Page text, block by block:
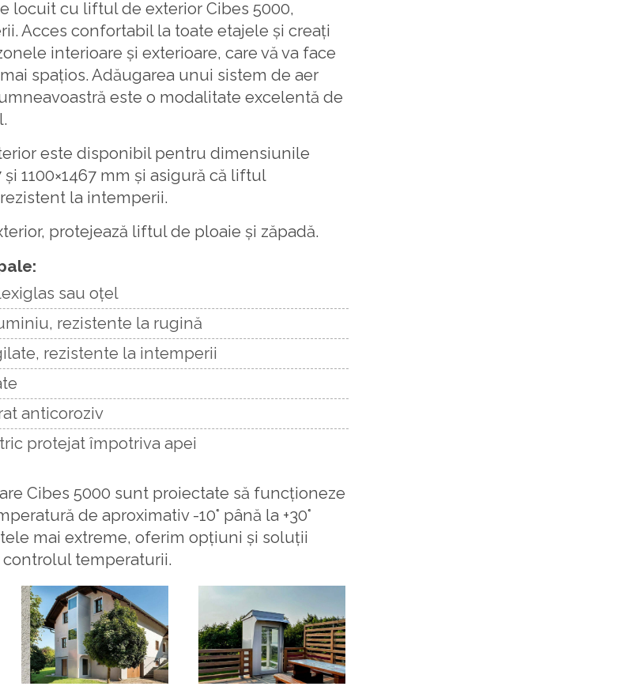
locuit cu liftul de exterior Cibes 5000,
Acces confortabil la toate etajele și creați
interioare și exterioare, care vă va face
spațios. Adăugarea unui sistem de aer
este o modalitate excelentă de
este disponibil pentru dimensiunile
1100×1467 mm și asigură că liftul
la intemperii.
protejează liftul de ploaie și zăpadă.
sau oțel
rezistente la rugină
rezistente la intemperii
anticoroziv
protejat împotriva apei
Cibes 5000 sunt proiectate să funcționeze
de aproximativ -10° până la +30°
mai extreme, oferim opțiuni și soluții
temperaturii.